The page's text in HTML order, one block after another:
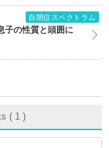
自閉症スペクトラム
子の性質と頭囲に
( 1 )